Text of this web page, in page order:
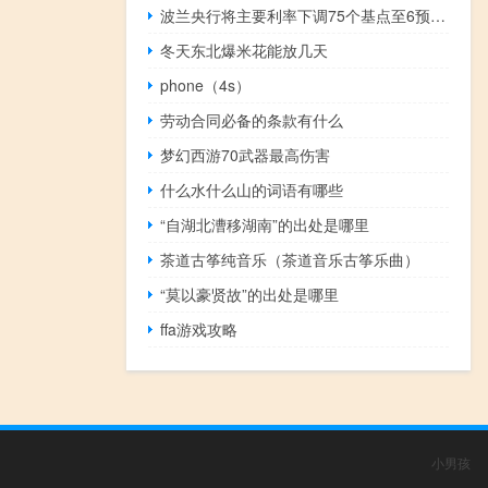
波兰央行将主要利率下调75个基点至6预测下调至6.50
冬天东北爆米花能放几天
phone（4s）
劳动合同必备的条款有什么
梦幻西游70武器最高伤害
什么水什么山的词语有哪些
“自湖北漕移湖南”的出处是哪里
茶道古筝纯音乐（茶道音乐古筝乐曲）
“莫以豪贤故”的出处是哪里
ffa游戏攻略
小男孩